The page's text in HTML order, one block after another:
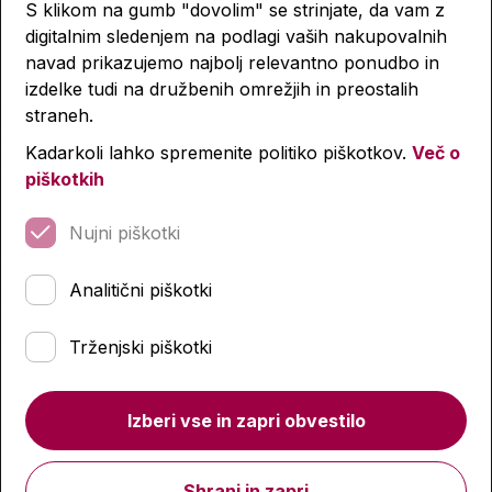
Pisalo, Bambino, različni motivi
S klikom na gumb "dovolim" se strinjate, da vam z
digitalnim sledenjem na podlagi vaših nakupovalnih
navad prikazujemo najbolj relevantno ponudbo in
izdelke tudi na družbenih omrežjih in preostalih
straneh.
Kadarkoli lahko spremenite politiko piškotkov. Več o
piškotkih
Nujni piškotki
Analitični piškotki
Trženjski piškotki
Izberi vse in zapri obvestilo